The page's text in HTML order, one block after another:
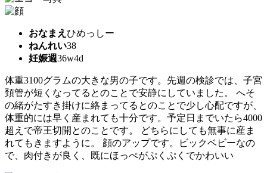
おなまえ ひめっしー
ねんれい38
妊娠週36w4d
体重3100グラムの大きな男の子です。先週の検診では、子宮
頚管が短くなってるとのことで安静にしていました。 へそ
の緒がたすき掛けに絡まってるとのことで少し心配ですが、
体重的には早く産まれても十分です。予定日までいたら4000
超えで帝王切開とのことです。 どちらにしても無事に産ま
れてもきますように。 顔のアップです。ビックベビーなの
で、肉付きが良く、既にほっぺがぷくぷくでかわいい